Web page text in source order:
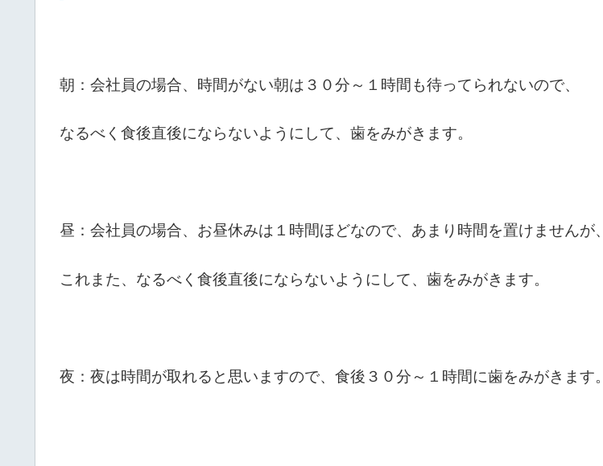
朝：会社員の場合、時間がない朝は３０分～１時間も待ってられないので、
なるべく食後直後にならないようにして、歯をみがきます。
昼：会社員の場合、お昼休みは１時間ほどなので、あまり時間を置けませんが、
これまた、なるべく食後直後にならないようにして、歯をみがきます。
夜：夜は時間が取れると思いますので、食後３０分～１時間に歯をみがきます。